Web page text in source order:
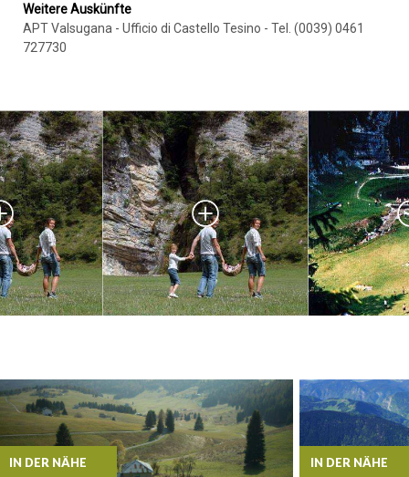
Weitere Auskünfte
APT Valsugana - Ufficio di Castello Tesino - Tel. (0039) 0461
727730
IN DER NÄHE IN DER NÄHE